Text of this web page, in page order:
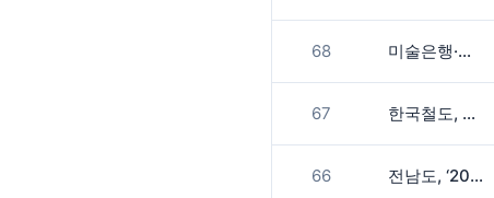
68 미술은행·정부미술은행 공모제 응모 안내
67 한국철도, 제12회 철도 사진 공모전
66 전남도, ‘2021 전남 관광 사진 공모전’